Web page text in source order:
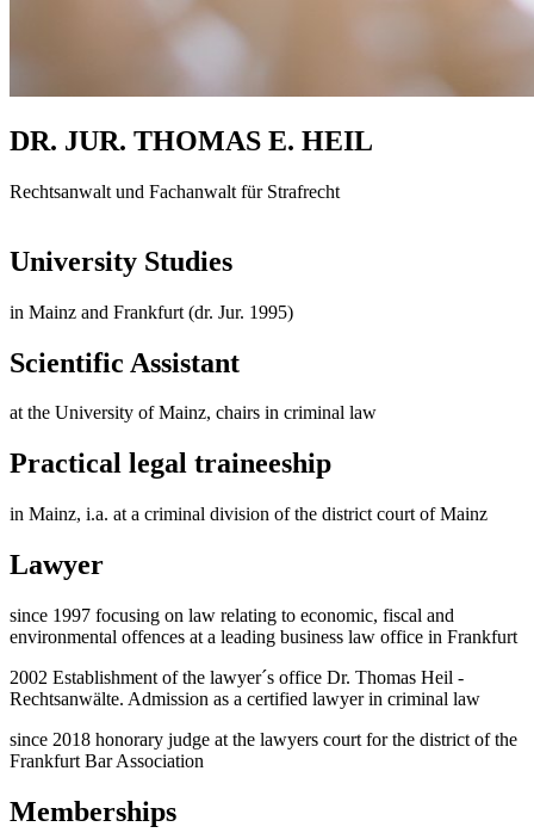
DR. JUR. THOMAS E. HEIL
Rechtsanwalt und Fachanwalt für Strafrecht
University Studies
in Mainz and Frankfurt (dr. Jur. 1995)
Scientific Assistant
at the University of Mainz, chairs in criminal law
Practical legal traineeship
in Mainz, i.a. at a criminal division of the district court of Mainz
Lawyer
since 1997 focusing on law relating to economic, fiscal and
environmental offences at a leading business law office in Frankfurt
2002 Establishment of the lawyer´s office Dr. Thomas Heil -
Rechtsanwälte. Admission as a certified lawyer in criminal law
since 2018 honorary judge at the lawyers court for the district of the
Frankfurt Bar Association
Memberships